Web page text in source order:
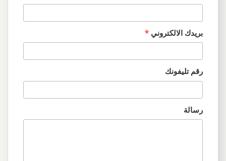
بريدك الالكتروني *
رقم تليفونك
رسالة